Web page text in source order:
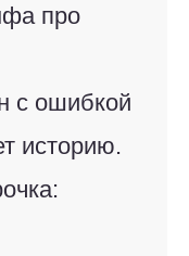
про
с ошибкой
историю.